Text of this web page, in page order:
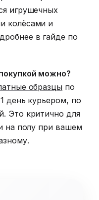
игрушечных
колёсами и
в гайде по
можно?
образцы по
день курьером, по
Это критично для
на полу при вашем